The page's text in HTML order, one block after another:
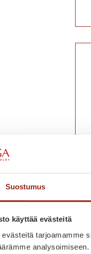
Suostumus
käyttää evästeitä
evästeitä tarjoamamme